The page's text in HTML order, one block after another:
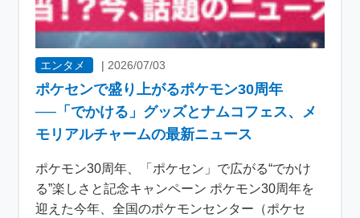
エンタメ | 2026/07/03
ポケセンで盛り上がるポケモン30周年
──「でかける」グッズとナムコフェス、メ
モリアルチャームの最新ニュース
ポケモン30周年、「ポケセン」で広がる“でかけ
る”楽しさと記念キャンペーン ポケモン30周年を
迎えた今年、全国のポケモンセンター（ポケセ